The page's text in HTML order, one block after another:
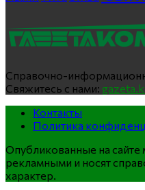
Справочно-
Свяжитесь с нами:
Контакты
Политика
Опубликованные на сайте
рекламными и носят
характер.